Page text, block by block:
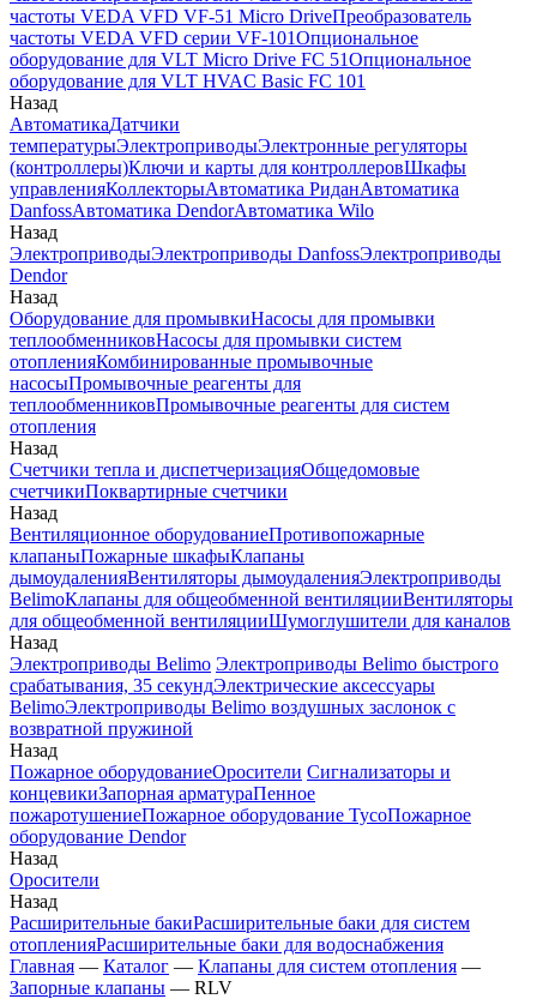
частоты VEDA VFD VF-51 Micro DriveПреобразователь
частоты VEDA VFD серии VF-101Опциональное
оборудование для VLT Micro Drive FC 51Опциональное
оборудование для VLT HVAC Basic FC 101
Назад
АвтоматикаДатчики
температурыЭлектроприводыЭлектронные регуляторы
(контроллеры)Ключи и карты для контроллеровШкафы
управленияКоллекторыАвтоматика РиданАвтоматика
DanfossАвтоматика DendorАвтоматика Wilo
Назад
ЭлектроприводыЭлектроприводы DanfossЭлектроприводы
Dendor
Назад
Оборудование для промывкиНасосы для промывки
теплообменниковНасосы для промывки систем
отопленияКомбинированные промывочные
насосыПромывочные реагенты для
теплообменниковПромывочные реагенты для систем
отопления
Назад
Счетчики тепла и диспетчеризацияОбщедомовые
счетчикиПоквартирные счетчики
Назад
Вентиляционное оборудованиеПротивопожарные
клапаныПожарные шкафыКлапаны
дымоудаленияВентиляторы дымоудаленияЭлектроприводы
BelimoКлапаны для общеобменной вентиляцииВентиляторы
для общеобменной вентиляцииШумоглушители для каналов
Назад
Электроприводы Belimo Электроприводы Belimo быстрого
срабатывания, 35 секундЭлектрические аксессуары
BelimoЭлектроприводы Belimo воздушных заслонок c
возвратной пружиной
Назад
Пожарное оборудованиеОросители Сигнализаторы и
концевикиЗапорная арматураПенное
пожаротушениеПожарное оборудование TycoПожарное
оборудование Dendor
Назад
Оросители
Назад
Расширительные бакиРасширительные баки для систем
отопленияРасширительные баки для водоснабжения
Главная — Каталог — Клапаны для систем отопления —
Запорные клапаны — RLV